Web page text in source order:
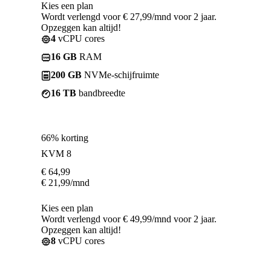
Kies een plan
Wordt verlengd voor € 27,99/mnd voor 2 jaar.
Opzeggen kan altijd!
4 vCPU cores
16 GB RAM
200 GB NVMe-schijfruimte
16 TB bandbreedte
66% korting
KVM 8
€ 64,99
€ 21,99/mnd
Kies een plan
Wordt verlengd voor € 49,99/mnd voor 2 jaar.
Opzeggen kan altijd!
8 vCPU cores